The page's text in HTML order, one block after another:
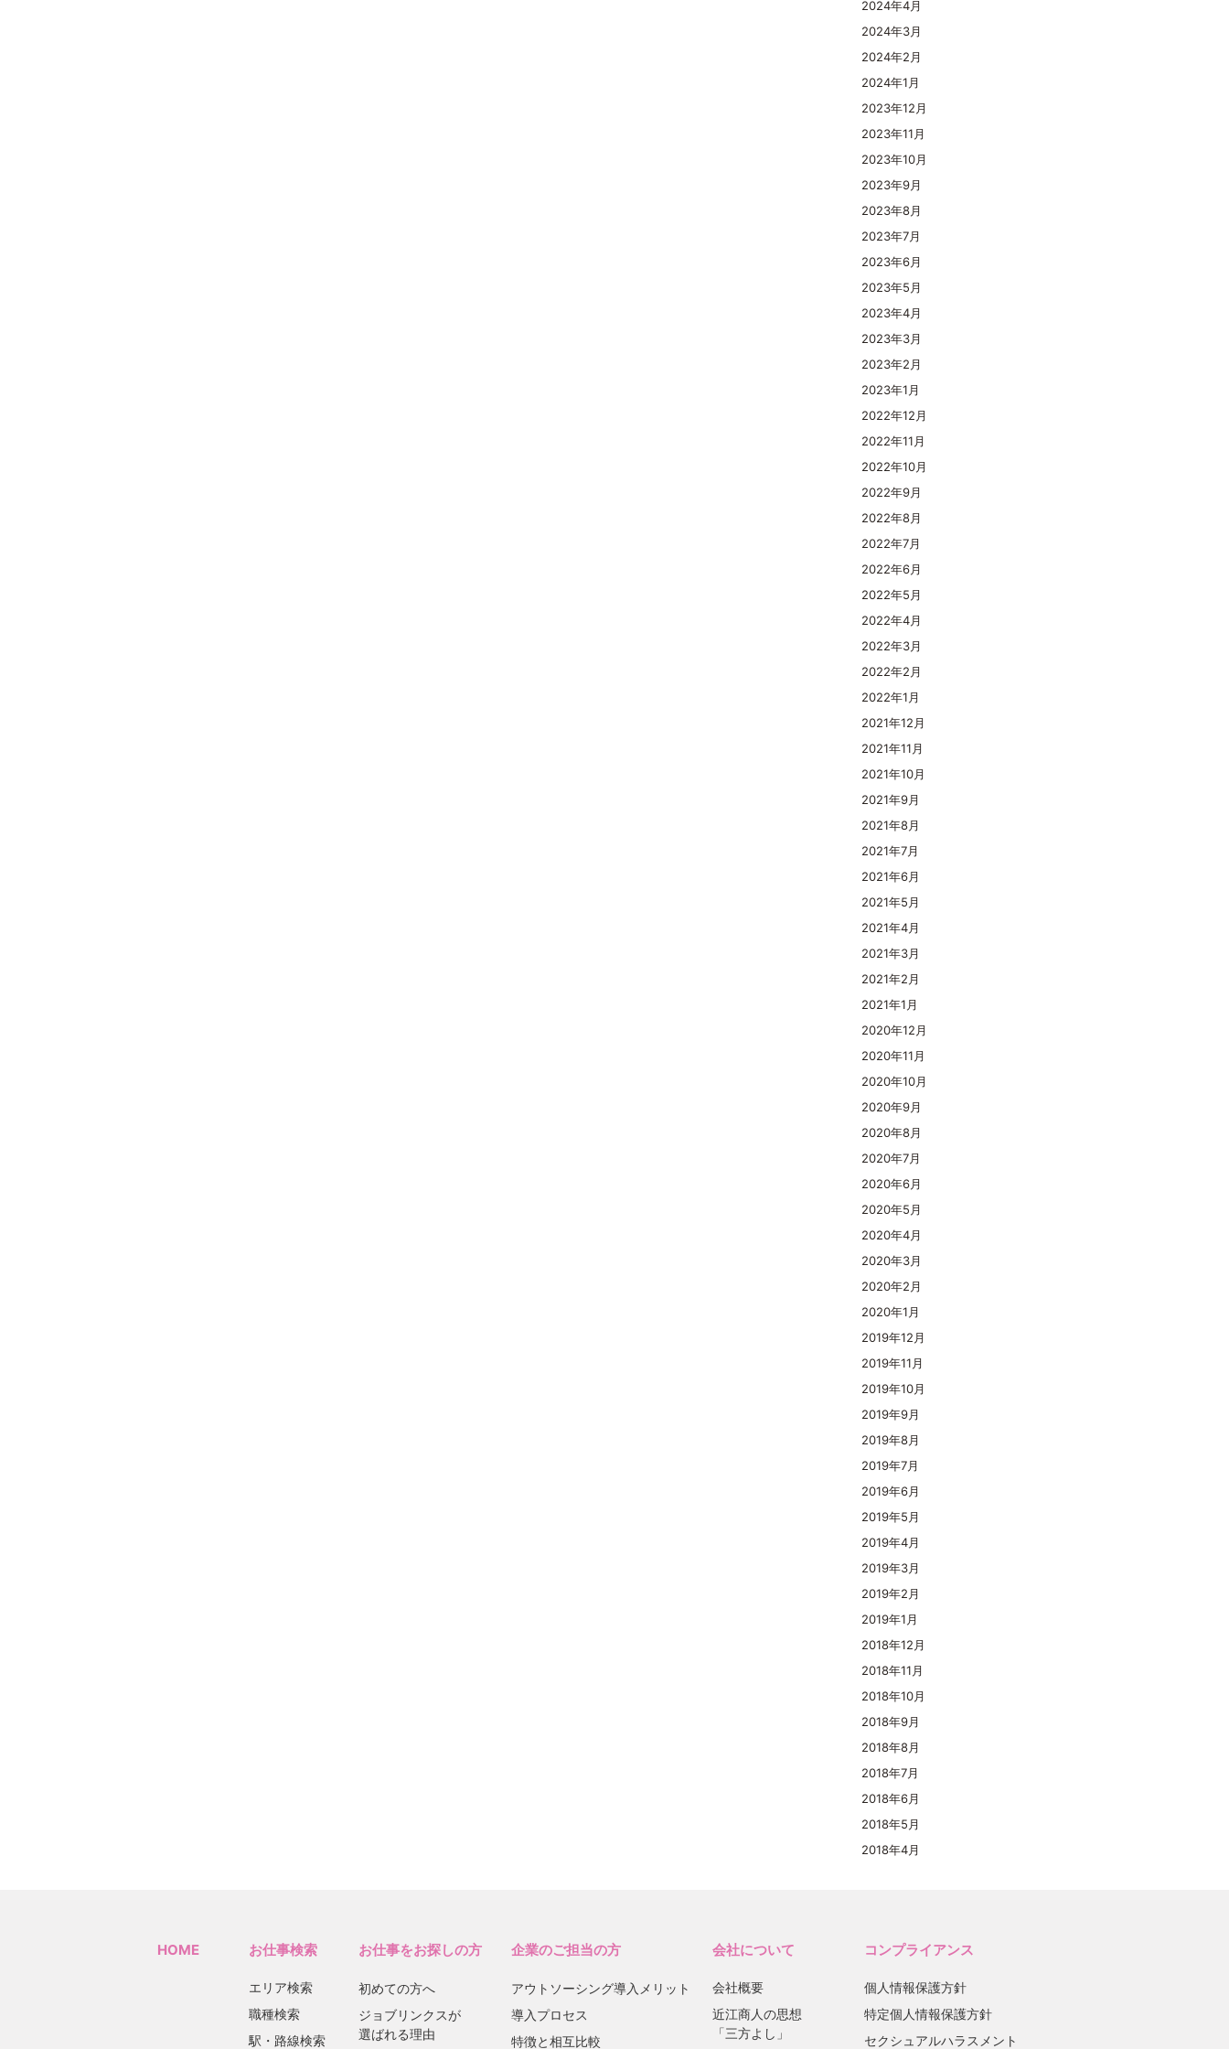
2024年4月
2024年3月
2024年2月
2024年1月
2023年12月
2023年11月
2023年10月
2023年9月
2023年8月
2023年7月
2023年6月
2023年5月
2023年4月
2023年3月
2023年2月
2023年1月
2022年12月
2022年11月
2022年10月
2022年9月
2022年8月
2022年7月
2022年6月
2022年5月
2022年4月
2022年3月
2022年2月
2022年1月
2021年12月
2021年11月
2021年10月
2021年9月
2021年8月
2021年7月
2021年6月
2021年5月
2021年4月
2021年3月
2021年2月
2021年1月
2020年12月
2020年11月
2020年10月
2020年9月
2020年8月
2020年7月
2020年6月
2020年5月
2020年4月
2020年3月
2020年2月
2020年1月
2019年12月
2019年11月
2019年10月
2019年9月
2019年8月
2019年7月
2019年6月
2019年5月
2019年4月
2019年3月
2019年2月
2019年1月
2018年12月
2018年11月
2018年10月
2018年9月
2018年8月
2018年7月
2018年6月
2018年5月
2018年4月
HOME お仕事検索
エリア検索
職種検索
駅・路線検索
お仕事をお探しの方
初めての方へ
ジョブリンクスが
選ばれる理由
企業のご担当の方
アウトソーシング導入メリット
導入プロセス
特徴と相互比較
会社について
会社概要
近江商人の思想
「三方よし」
コンプライアンス
個人情報保護方針
特定個人情報保護方針
セクシュアルハラスメント